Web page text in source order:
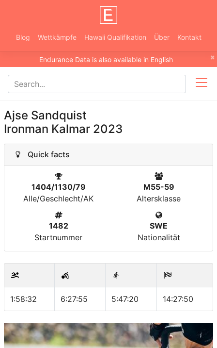
Blog Wettkämpfe Hawaii Qualifikation Über Kontakt
×
Endurance Data is also available in English
Ajse Sandquist
Ironman Kalmar 2023
Quick facts
1404/1130/79
Alle/Geschlecht/AK
M55-59
Altersklasse
1482
Startnummer
SWE
Nationalität
1:58:32 6:27:55 5:47:20 14:27:50